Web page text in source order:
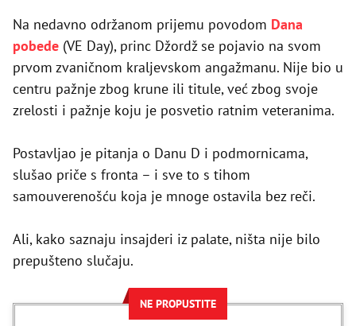
Na nedavno održanom prijemu povodom Dana
pobede (VE Day), princ Džordž se pojavio na svom
prvom zvaničnom kraljevskom angažmanu. Nije bio u
centru pažnje zbog krune ili titule, već zbog svoje
zrelosti i pažnje koju je posvetio ratnim veteranima.
Postavljao je pitanja o Danu D i podmornicama,
slušao priče s fronta – i sve to s tihom
samouverenošću koja je mnoge ostavila bez reči.
Ali, kako saznaju insajderi iz palate, ništa nije bilo
prepušteno slučaju.
NE PROPUSTITE